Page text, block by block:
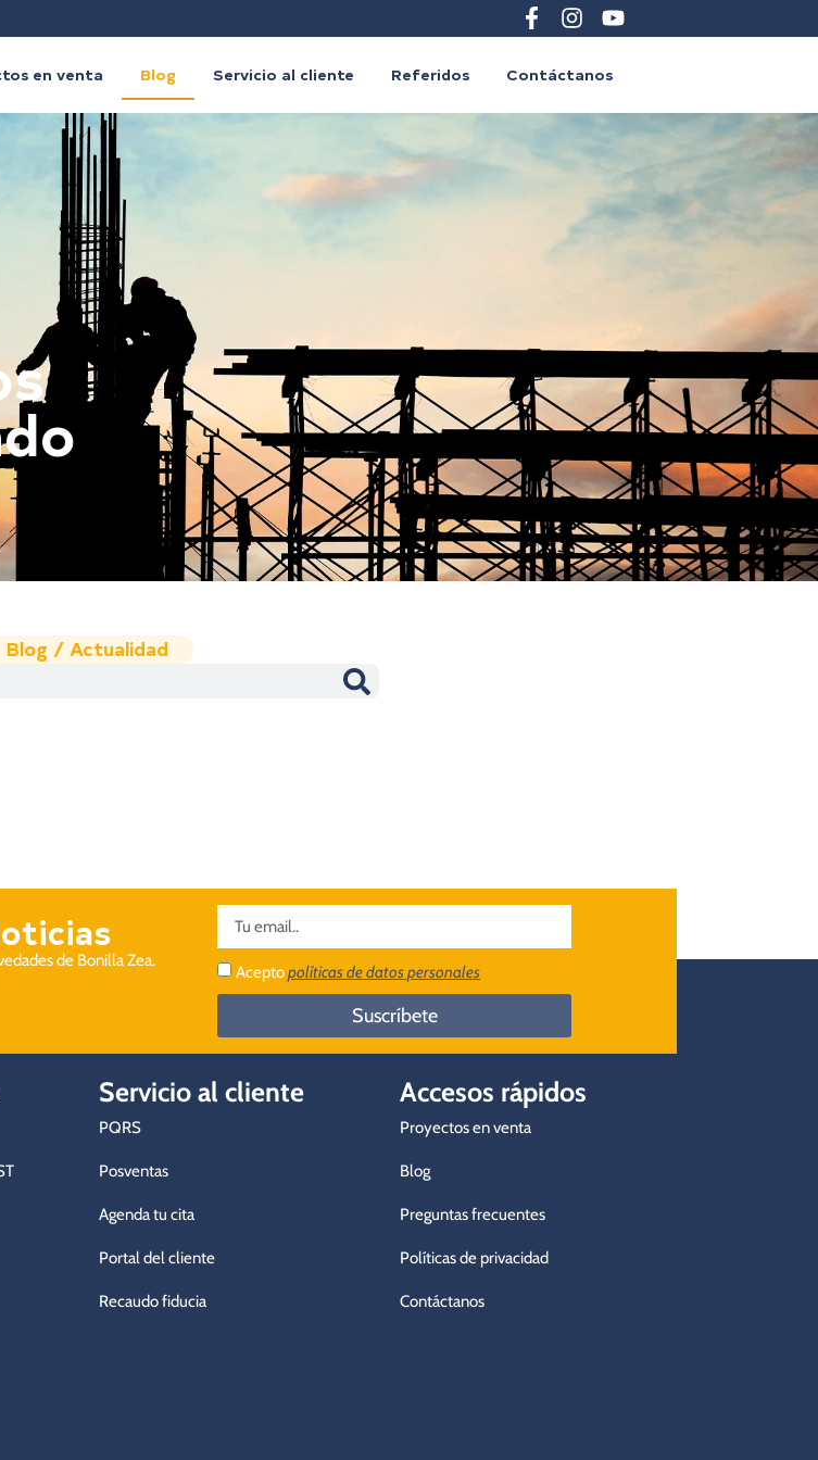
en venta Blog Servicio al cliente Referidos Contáctanos
Blog / Actualidad
de Bonilla Zea.
Aceptopolíticas de datos personales
Suscríbete
Servicio al cliente
PQRS
Posventas
Agenda tu cita
Portal del cliente
Recaudo fiducia
Accesos rápidos
Proyectos en venta
Blog
Preguntas frecuentes
Políticas de privacidad
Contáctanos